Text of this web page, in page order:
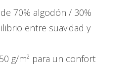
70% algodón / 30%
entre suavidad y
g/m² para un confort